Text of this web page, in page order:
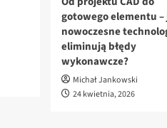
gotowego elementu –
nowoczesne
eliminują błędy
wykonawcze?
Michał Jankowski
24 kwietnia, 2026